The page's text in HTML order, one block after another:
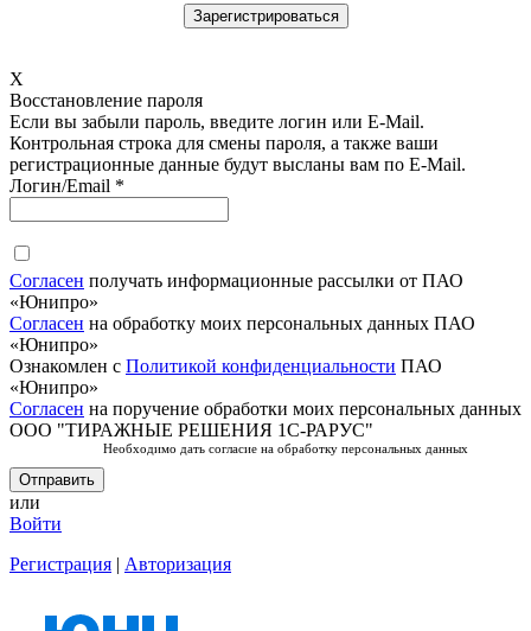
X
Восстановление пароля
Если вы забыли пароль, введите логин или E-Mail.
Контрольная строка для смены пароля, а также ваши
регистрационные данные будут высланы вам по E-Mail.
Логин/Email *
Согласен получать информационные рассылки от ПАО
«Юнипро»
Согласен на обработку моих персональных данных ПАО
«Юнипро»
Ознакомлен с Политикой конфиденциальности ПАО
«Юнипро»
Согласен на поручение обработки моих персональных данных
ООО "ТИРАЖНЫЕ РЕШЕНИЯ 1С-РАРУС"
Необходимо дать согласие на обработку персональных данных
или
Войти
Регистрация | Авторизация